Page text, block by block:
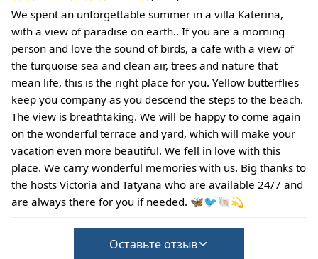
При регистрации заезда залог не требуется.
За содержание домашних животных или при
соблюдении особых условий может взиматься
дополнительная плата.
We spent an unforgettable summer in a villa Katerina,
with a view of paradise on earth.. If you are a morning
person and love the sound of birds, a cafe with a view of
the turquoise sea and clean air, trees and nature that
mean life, this is the right place for you. Yellow butterflies
keep you company as you descend the steps to the beach.
The view is breathtaking. We will be happy to come again
on the wonderful terrace and yard, which will make your
vacation even more beautiful. We fell in love with this
place. We carry wonderful memories with us. Big thanks to
the hosts Victoria and Tatyana who are available 24/7 and
are always there for you if needed. 🦋🐦🐚💫
Оставьте отзыв